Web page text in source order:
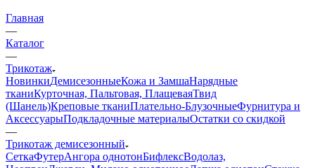
Главная
—
Каталог
—
Трикотаж
НовинкиДемисезонныеКожа и ЗамшаНарядные
тканиКурточная, Пальтовая, ПлащеваяТвид
(Шанель)Креповые тканиПлательно-БлузочныеФурнитура и
АксессуарыПодкладочные материалыОстатки со скидкой
—
Трикотаж демисезонный
СеткаФутерАнгора однотонБифлексВодолаз,